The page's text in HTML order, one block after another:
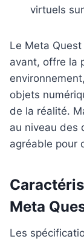
virtuels
Le Meta
avant, offre la
objets
de la réalité.
au niveau des
agréable pour
Meta
Les